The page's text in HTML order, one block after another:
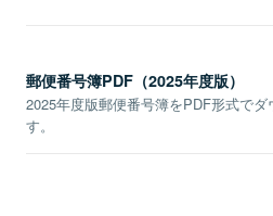
郵便番号簿PDF（2025年度版）
2025年度版郵便番号簿をPDF形式でダ
す。